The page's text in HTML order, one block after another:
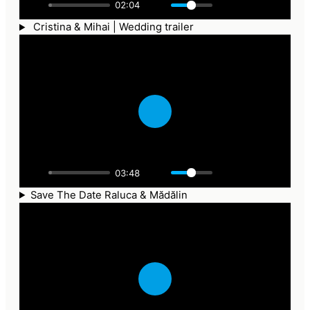
02:04
Cristina & Mihai | Wedding trailer
03:48
P
Save The Date Raluca & Mădălin
P